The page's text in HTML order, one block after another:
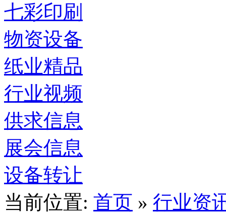
七彩印刷
物资设备
纸业精品
行业视频
供求信息
展会信息
设备转让
当前位置: 首页 » 行业资